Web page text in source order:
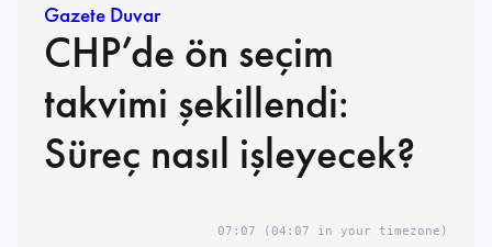
Gazete Duvar
CHP’de ön seçim
takvimi şekillendi:
Süreç nasıl işleyecek?
07:07 (04:07 in your timezone)